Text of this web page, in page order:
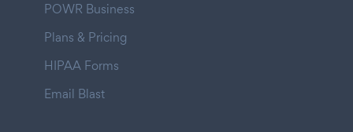
POWR Business
Plans & Pricing
HIPAA Forms
Email Blast